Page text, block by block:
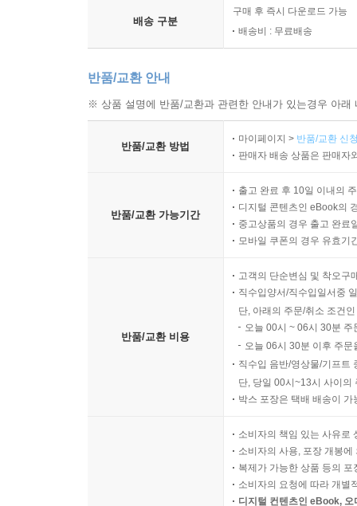
배송 구분
구매 후 즉시 다운로드 가능
배송비 : 무료배송
반품/교환 안내
※ 상품 설명에 반품/교환과 관련한 안내가 있는경우 아
반품/교환 방법
마이페이지 > 반품/교환 신
판매자 배송 상품은 판매자
반품/교환 가능기간
출고 완료 후 10일 이내의
디지털 콘텐츠인 eBook의
중고상품의 경우 출고 완료
모바일 쿠폰의 경우 유효기
반품/교환 비용
고객의 단순변심 및 착오구
직수입양서/직수입일서중
단, 아래의 주문/취소 조건
오늘 00시 ~ 06시 30분
오늘 06시 30분 이후 주
직수입 음반/영상물/기프트
단, 당일 00시~13시 사이의
박스 포장은 택배 배송이
소비자의 책임 있는 사유로
소비자의 사용, 포장 개봉
복제가 가능한 상품 등의
소비자의 요청에 따라 개별
디지털 컨텐츠인 eBook,